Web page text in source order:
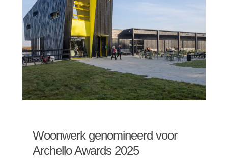
Woonwerk genomineerd voor
Archello Awards 2025